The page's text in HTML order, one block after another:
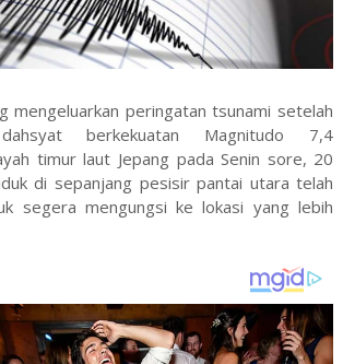
mengeluarkan peringatan tsunami setelah
berkekuatan Magnitudo 7,4
timur laut Jepang pada Senin sore, 20
di sepanjang pesisir pantai utara telah
segera mengungsi ke lokasi yang lebih